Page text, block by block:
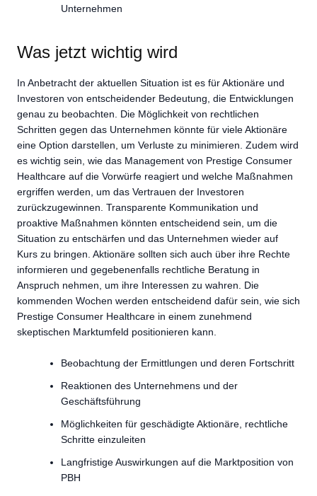
Unternehmen
Was jetzt wichtig wird
In Anbetracht der aktuellen Situation ist es für Aktionäre und
Investoren von entscheidender Bedeutung, die Entwicklungen
genau zu beobachten. Die Möglichkeit von rechtlichen
Schritten gegen das Unternehmen könnte für viele Aktionäre
eine Option darstellen, um Verluste zu minimieren. Zudem wird
es wichtig sein, wie das Management von Prestige Consumer
Healthcare auf die Vorwürfe reagiert und welche Maßnahmen
ergriffen werden, um das Vertrauen der Investoren
zurückzugewinnen. Transparente Kommunikation und
proaktive Maßnahmen könnten entscheidend sein, um die
Situation zu entschärfen und das Unternehmen wieder auf
Kurs zu bringen. Aktionäre sollten sich auch über ihre Rechte
informieren und gegebenenfalls rechtliche Beratung in
Anspruch nehmen, um ihre Interessen zu wahren. Die
kommenden Wochen werden entscheidend dafür sein, wie sich
Prestige Consumer Healthcare in einem zunehmend
skeptischen Marktumfeld positionieren kann.
Beobachtung der Ermittlungen und deren Fortschritt
Reaktionen des Unternehmens und der
Geschäftsführung
Möglichkeiten für geschädigte Aktionäre, rechtliche
Schritte einzuleiten
Langfristige Auswirkungen auf die Marktposition von
PBH